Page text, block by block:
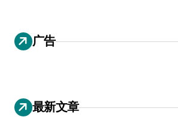
广告
最新文章